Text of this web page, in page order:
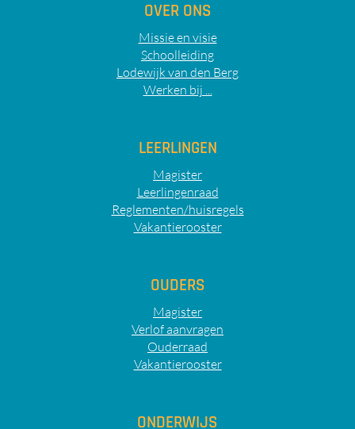
OVER ONS
Missie en visie
Schoolleiding
Lodewijk van den Berg
Werken bij ...
LEERLINGEN
Magister
Leerlingenraad
Reglementen/huisregels
Vakantierooster
OUDERS
Magister
Verlof aanvragen
Ouderraad
Vakantierooster
ONDERWIJS